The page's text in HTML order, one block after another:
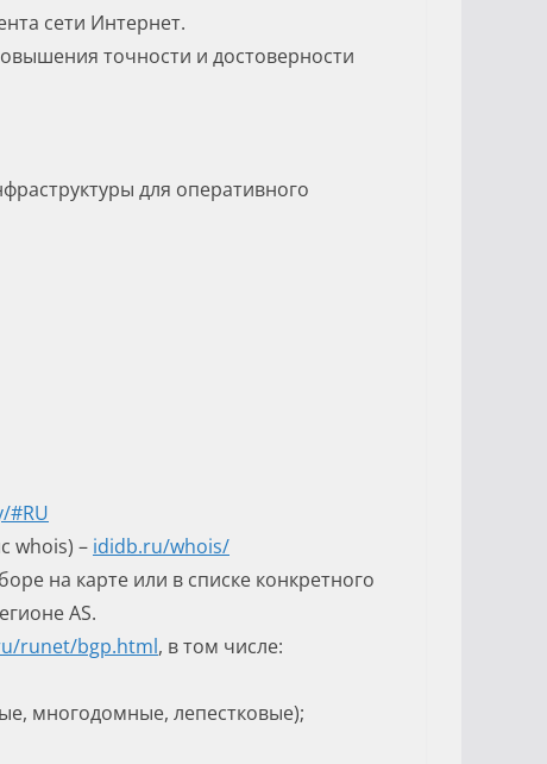
сети Интернет.
точности и достоверности
для оперативного
#RU
whois) – ididb.ru/whois/
на карте или в списке конкретного
AS.
runet/bgp.html, в том числе:
многодомные, лепестковые);